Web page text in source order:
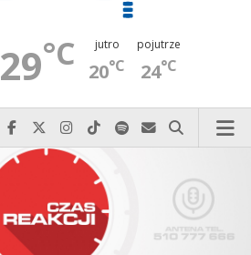
29°C jutro
20°C
pojutrze
24°C
Najlepiej po prostu do nas zadzwoń
Odwiedź nas na Facebook-u
Odwiedź nas na X
Odwiedź nas na Instagram-ie
Odwiedź nas na TikTok-u
Szukaj nas na Spotify
Wyślij do nas
Szukaj